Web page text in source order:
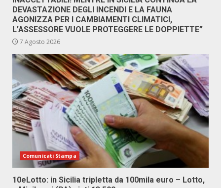
DEVASTAZIONE DEGLI INCENDI E LA FAUNA
AGONIZZA PER I CAMBIAMENTI CLIMATICI,
L’ASSESSORE VUOLE PROTEGGERE LE DOPPIETTE”
7 Agosto 2026
Comunicati Stampa
10eLotto: in Sicilia tripletta da 100mila euro – Lotto,